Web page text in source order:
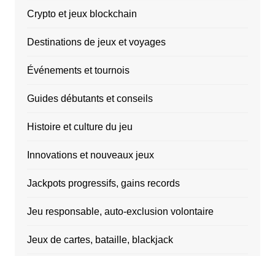
Crypto et jeux blockchain
Destinations de jeux et voyages
Événements et tournois
Guides débutants et conseils
Histoire et culture du jeu
Innovations et nouveaux jeux
Jackpots progressifs, gains records
Jeu responsable, auto-exclusion volontaire
Jeux de cartes, bataille, blackjack